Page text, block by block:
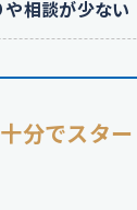
や相談が少ない
分でスター